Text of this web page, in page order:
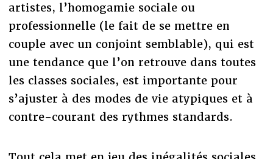
artistes, l’homogamie sociale ou
professionnelle (le fait de se mettre en
couple avec un conjoint semblable), qui est
une tendance que l’on retrouve dans toutes
les classes sociales, est importante pour
s’ajuster à des modes de vie atypiques et à
contre-courant des rythmes standards.